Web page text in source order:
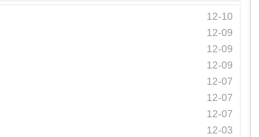
12-10
12-09
12-09
12-09
12-07
12-07
12-07
12-03